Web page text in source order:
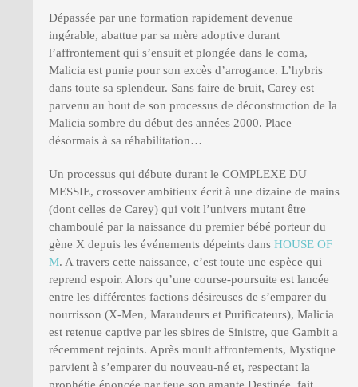
Dépassée par une formation rapidement devenue
ingérable, abattue par sa mère adoptive durant
l’affrontement qui s’ensuit et plongée dans le coma,
Malicia est punie pour son excès d’arrogance. L’hybris
dans toute sa splendeur. Sans faire de bruit, Carey est
parvenu au bout de son processus de déconstruction de la
Malicia sombre du début des années 2000. Place
désormais à sa réhabilitation…
Un processus qui débute durant le COMPLEXE DU
MESSIE, crossover ambitieux écrit à une dizaine de mains
(dont celles de Carey) qui voit l’univers mutant être
chamboulé par la naissance du premier bébé porteur du
gène X depuis les événements dépeints dans HOUSE OF
M. A travers cette naissance, c’est toute une espèce qui
reprend espoir. Alors qu’une course-poursuite est lancée
entre les différentes factions désireuses de s’emparer du
nourrisson (X-Men, Maraudeurs et Purificateurs), Malicia
est retenue captive par les sbires de Sinistre, que Gambit a
récemment rejoints. Après moult affrontements, Mystique
parvient à s’emparer du nouveau-né et, respectant la